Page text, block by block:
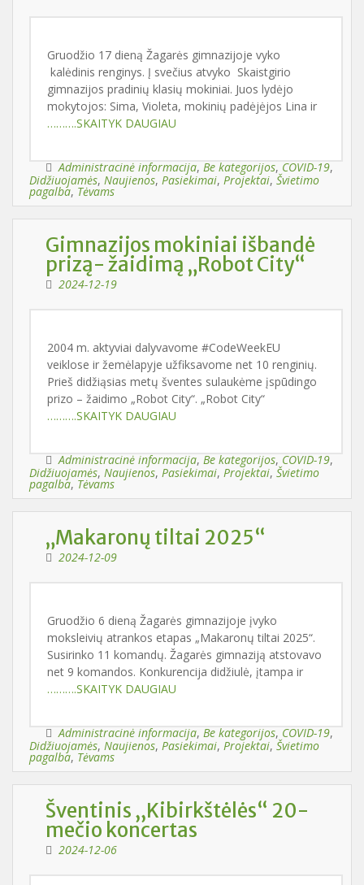
Gruodžio 17 dieną Žagarės gimnazijoje vyko
kalėdinis renginys. Į svečius atvyko Skaistgirio
gimnazijos pradinių klasių mokiniai. Juos lydėjo
mokytojos: Sima, Violeta, mokinių padėjėjos Lina ir
……….SKAITYK DAUGIAU
Administracinė informacija, Be kategorijos, COVID-19,
Didžiuojamės, Naujienos, Pasiekimai, Projektai, Švietimo
pagalba, Tėvams
Gimnazijos mokiniai išbandė
prizą- žaidimą „Robot City“
2024-12-19
2004 m. aktyviai dalyvavome #CodeWeekEU
veiklose ir žemėlapyje užfiksavome net 10 renginių.
Prieš didžiąsias metų šventes sulaukėme įspūdingo
prizo – žaidimo „Robot City“. „Robot City“
……….SKAITYK DAUGIAU
Administracinė informacija, Be kategorijos, COVID-19,
Didžiuojamės, Naujienos, Pasiekimai, Projektai, Švietimo
pagalba, Tėvams
„Makaronų tiltai 2025“
2024-12-09
Gruodžio 6 dieną Žagarės gimnazijoje įvyko
moksleivių atrankos etapas „Makaronų tiltai 2025“.
Susirinko 11 komandų. Žagarės gimnaziją atstovavo
net 9 komandos. Konkurencija didžiulė, įtampa ir
……….SKAITYK DAUGIAU
Administracinė informacija, Be kategorijos, COVID-19,
Didžiuojamės, Naujienos, Pasiekimai, Projektai, Švietimo
pagalba, Tėvams
Šventinis ,,Kibirkštėlės“ 20-
mečio koncertas
2024-12-06